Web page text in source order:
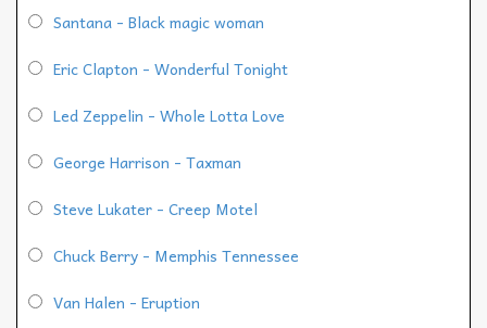
Santana - Black magic woman
Eric Clapton - Wonderful Tonight
Led Zeppelin - Whole Lotta Love
George Harrison - Taxman
Steve Lukater - Creep Motel
Chuck Berry - Memphis Tennessee
Van Halen - Eruption